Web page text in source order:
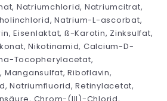
Natriumchlorid, Natriumcitrat,
Natrium-L-ascorbat,
Eisenlaktat, ß-Karotin, Zinksulfat,
Nikotinamid, Calcium-D-
Tocopherylacetat,
Riboflavin,
Natriumfluorid, Retinylacetat,